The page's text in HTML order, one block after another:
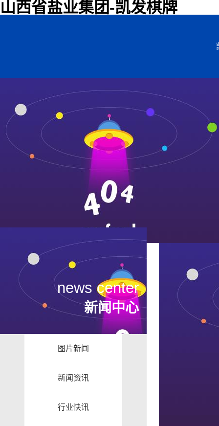
山西省盐业集团-凯发棋牌
news center
新闻中心
图片新闻
新闻资讯
行业快讯